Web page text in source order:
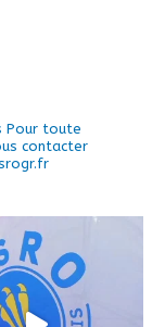
Pour toute
contacter